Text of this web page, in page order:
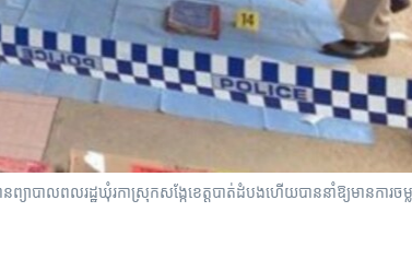
ព្យាបាល​ពលរដ្ឋ​ឃុំរកា​ស្រុកសង្កែ​ខេត្តបាត់ដំបង​ហើយ​បាន​នាំឱ្យ​មាន​ការ